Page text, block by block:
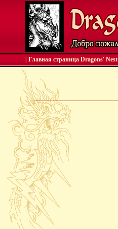
| Главная страница Dragons' Nest